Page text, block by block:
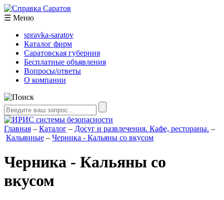
☰ Меню
spravka-saratov
Каталог фирм
Саратовская губерния
Бесплатные объявления
Вопросы/ответы
О компании
Главная – Каталог – Досуг и развлечения. Кафе, рестораны. –
Кальянные – Черника - Кальяны со вкусом
Черника - Кальяны со
вкусом